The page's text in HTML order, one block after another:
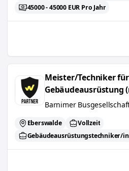
45000 - 45000 EUR Pro Jahr
Meister/Techniker für technische
Meister/Techniker
Gebäudeausrüstung
Barnimer
Eberswalde
Vollzeit
Gebäudeausrüstungstechniker/in